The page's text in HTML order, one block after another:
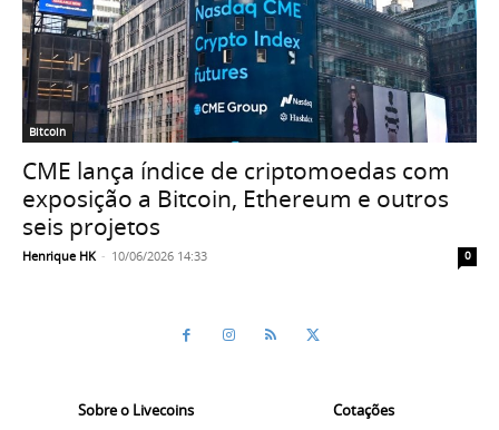
Bitcoin
CME lança índice de criptomoedas com
exposição a Bitcoin, Ethereum e outros
seis projetos
Henrique HK - 10/06/2026 14:33 0
Sobre o Livecoins
Cotações